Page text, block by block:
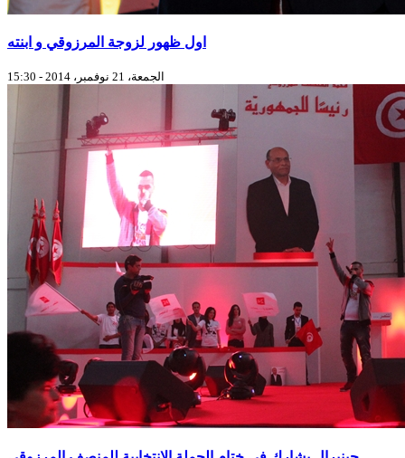
اول ظهور لزوجة المرزوقي و ابنته
الجمعة، 21 نوفمبر، 2014 - 15:30